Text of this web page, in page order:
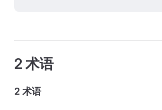
2 术语
2 术语